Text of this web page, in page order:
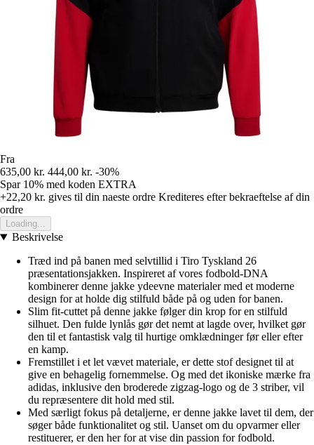
Fra
635,00 kr. 444,00 kr. -30%
Spar 10% med koden EXTRA
+22,20 kr. gives til din naeste ordre Krediteres efter bekraeftelse af din
ordre
Loading...
Beskrivelse
Træd ind på banen med selvtillid i Tiro Tyskland 26
præsentationsjakken. Inspireret af vores fodbold-DNA
kombinerer denne jakke ydeevne materialer med et moderne
design for at holde dig stilfuld både på og uden for banen.
Slim fit-cuttet på denne jakke følger din krop for en stilfuld
silhuet. Den fulde lynlås gør det nemt at lagde over, hvilket gør
den til et fantastisk valg til hurtige omklædninger før eller efter
en kamp.
Fremstillet i et let vævet materiale, er dette stof designet til at
give en behagelig fornemmelse. Og med det ikoniske mærke fra
adidas, inklusive den broderede zigzag-logo og de 3 striber, vil
du repræsentere dit hold med stil.
Med særligt fokus på detaljerne, er denne jakke lavet til dem, der
søger både funktionalitet og stil. Uanset om du opvarmer eller
restituerer, er den her for at vise din passion for fodbold.